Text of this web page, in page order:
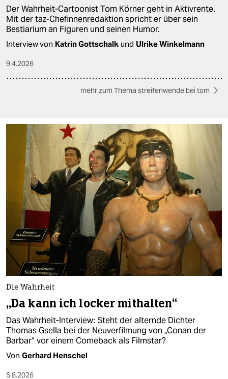
Der Wahrheit-Cartoonist Tom Körner geht in Aktivrente.
Mit der taz-Chefinnenredaktion spricht er über sein
Bestiarium an Figuren und seinen Humor.
Interview von Katrin Gottschalk und Ulrike Winkelmann
9.4.2026
mehr zum Thema streifenwende bei tom
Die Wahrheit
„Da kann ich locker mithalten“
Das Wahrheit-Interview: Steht der alternde Dichter
Thomas Gsella bei der Neuverfilmung von „Conan der
Barbar“ vor einem Comeback als Filmstar?
Von Gerhard Henschel
5.8.2026